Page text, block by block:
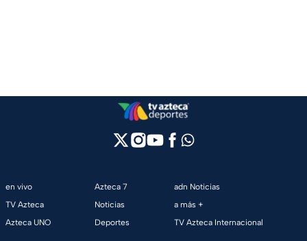
en vivo
TV Azteca
Azteca UNO
Azteca 7
Noticias
Deportes
adn Noticias
a más +
TV Azteca Internacional